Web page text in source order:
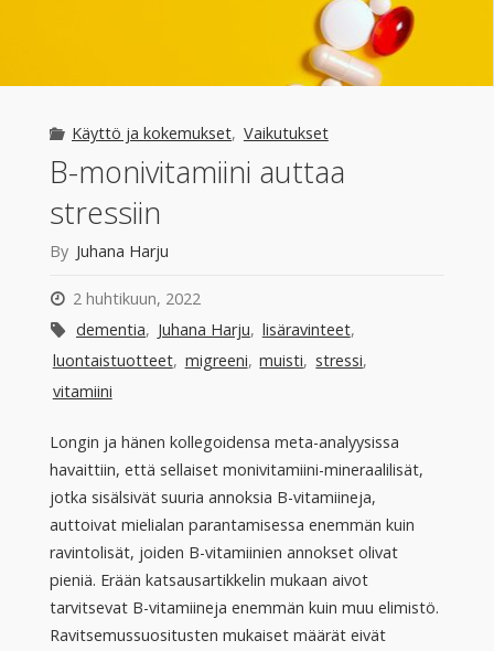
Käyttö ja kokemukset, Vaikutukset
B-monivitamiini auttaa
stressiin
By Juhana Harju
2 huhtikuun, 2022
dementia, Juhana Harju, lisäravinteet,
luontaistuotteet, migreeni, muisti, stressi,
vitamiini
Longin ja hänen kollegoidensa meta-analyysissa
havaittiin, että sellaiset monivitamiini-mineraalilisät,
jotka sisälsivät suuria annoksia B-vitamiineja,
auttoivat mielialan parantamisessa enemmän kuin
ravintolisät, joiden B-vitamiinien annokset olivat
pieniä. Erään katsausartikkelin mukaan aivot
tarvitsevat B-vitamiineja enemmän kuin muu elimistö.
Ravitsemussuositusten mukaiset määrät eivät